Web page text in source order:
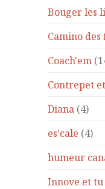
Bouger les
Camino des
Coach'em
Contrepet
Diana (4)
es'cale (4)
humeur
Innove et